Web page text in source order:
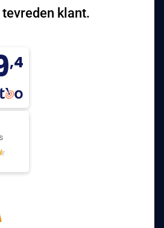
klant.
,4